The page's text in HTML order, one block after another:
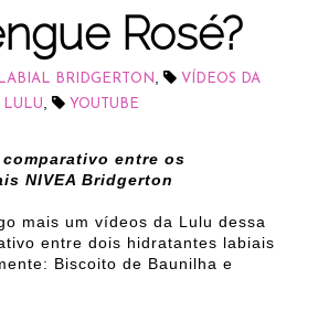
Rosé?
BRIDGERTON
VÍDEOS DA
LULU
YOUTUBE
entre os
NIVEA Bridgerton
mais um vídeos da Lulu dessa
entre dois hidratantes labiais
Biscoito de Baunilha e